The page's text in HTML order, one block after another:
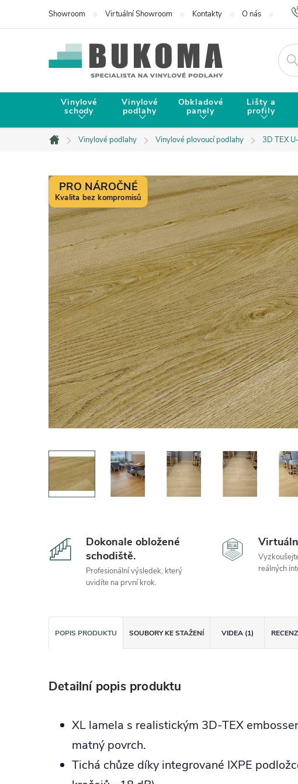
Showroom Virtuální Showroom Kontakty O nás
Vinylové
schody
Vinylové
podlahy
Obkladové
panely
Lišty a
profily
Domů
Vinylové podlahy Vinylové plovoucí podlahy 3D TEX
PRO NÁROČNÉ
Dokonale obložené
schodiště.
Profesionální výsledek, který
uvidíte na první krok.
reálných
POPIS PRODUKTU SOUBORY KE STAŽENÍ VIDEA (1)
Detailní popis produktu
XL lamela s realistickým 3D‑TEX
matný povrch.
Tichá chůze díky integrované IXPE